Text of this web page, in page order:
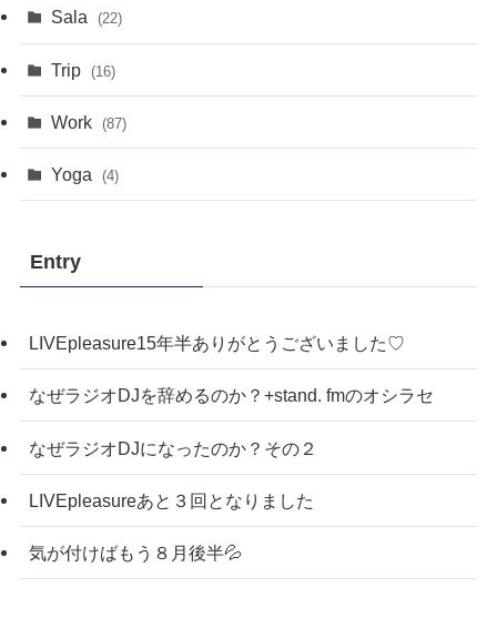
Sala (22)
Trip (16)
Work (87)
Yoga (4)
Entry
LIVEpleasure15年半ありがとうございました♡
なぜラジオDJを辞めるのか？+stand. fmのオシラセ
なぜラジオDJになったのか？その２
LIVEpleasureあと３回となりました
気が付けばもう８月後半💦